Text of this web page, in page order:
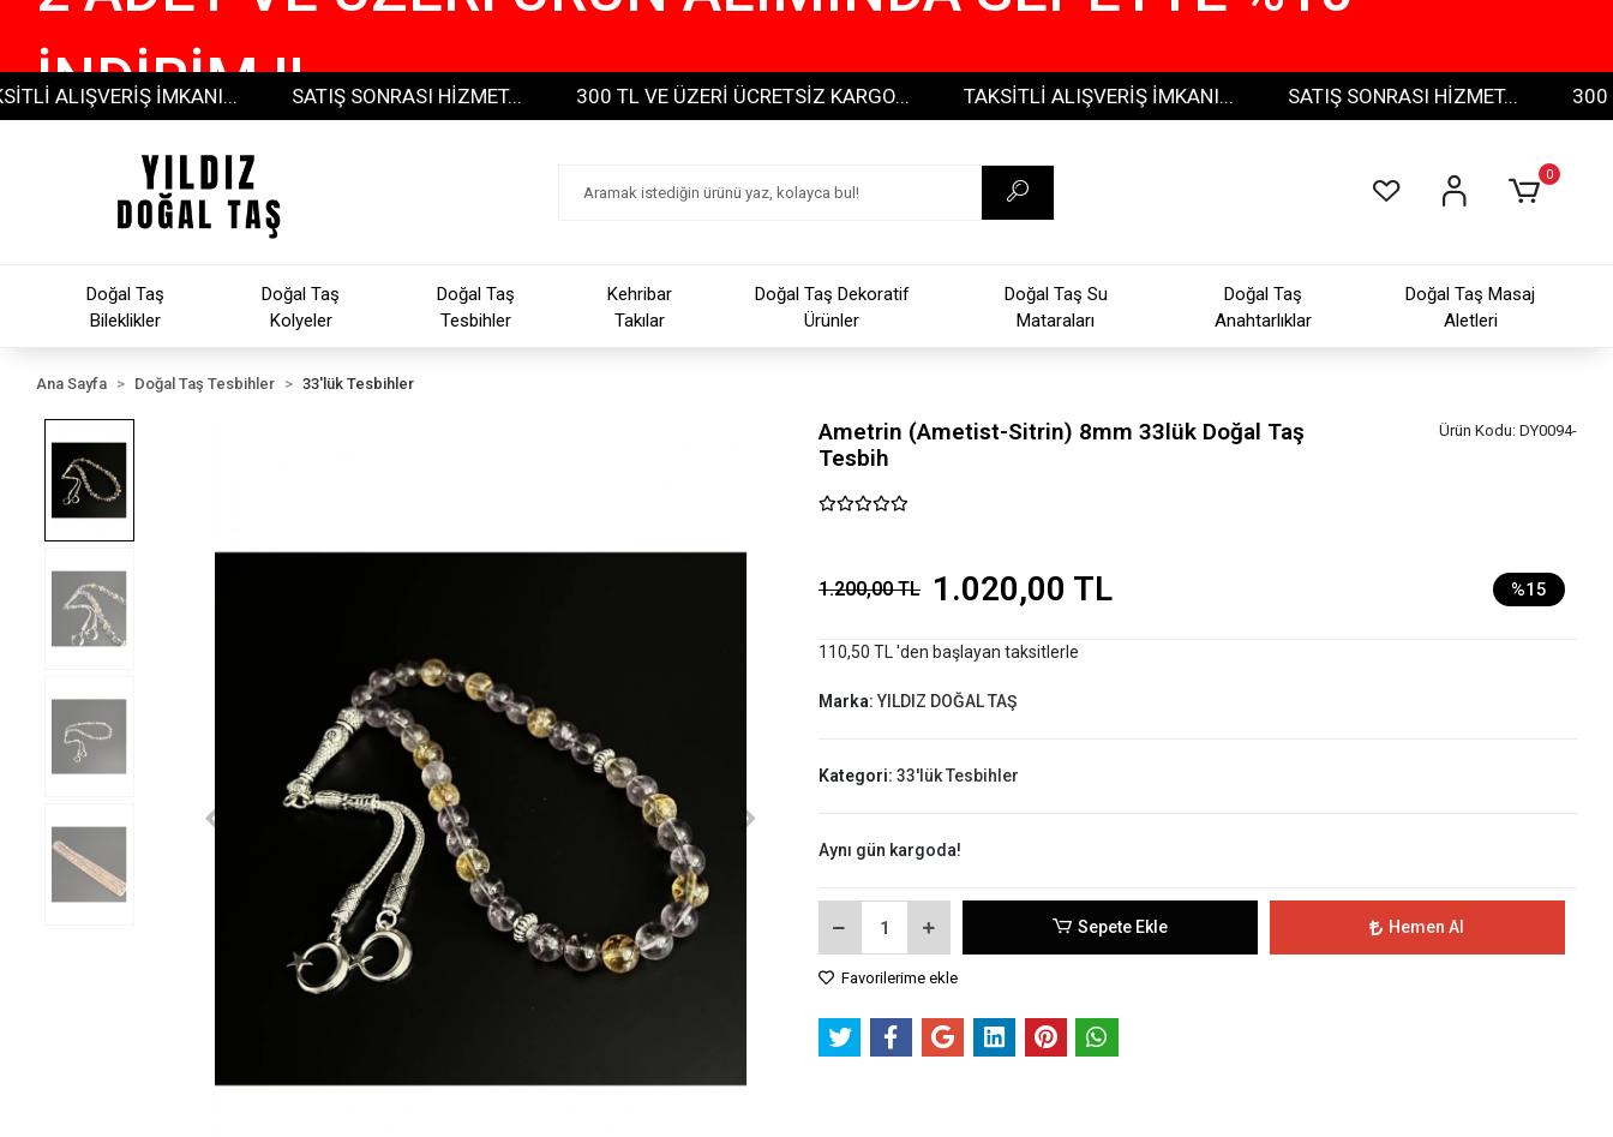
İNDİRİM !!
İMKANI... SATIŞ SONRASI HİZMET... 300 TL VE ÜZERİ ÜCRETSİZ KARGO... TAKSİTLİ ALIŞVERİŞ İMKANI... SATIŞ SONRASI HİZMET... 300 TL VE
0
Doğal Taş
Bileklikler
Doğal Taş
Kolyeler
Doğal Taş
Tesbihler
Kehribar
Takılar
Doğal Taş Dekoratif
Ürünler
Doğal Taş Su
Mataraları
Doğal Taş
Anahtarlıklar
Doğal Taş Masaj
Aletleri
Ana Sayfa Doğal Taş Tesbihler 33'lük Tesbihler
Ametrin (Ametist-Sitrin) 8mm 33lük Doğal Taş
Tesbih
Ürün Kodu: DY0094-
1.200,00 TL 1.020,00 TL %15
110,50 TL 'den başlayan taksitlerle
Marka:YILDIZ DOĞAL TAŞ
Kategori: 33'lük Tesbihler
Aynı gün kargoda!
Sepete Ekle Hemen Al
Favorilerime ekle